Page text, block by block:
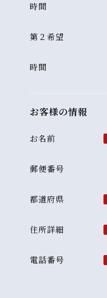
時間
第２希望
時間
お客様の情報
お名前
郵便番号
都道府県
住所詳細
電話番号